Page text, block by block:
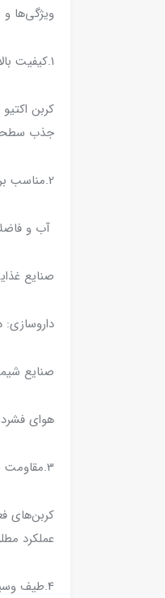
ویژگی‌ها و
1.کیفیت بالا و استاندارد جهانی
کربن
جذب سطحی
2.مناسب برای کاربردهای مختلف
آب و
صنایع
صنایع
هوای
3.مقاومت شیمیایی و فیزیکی
کربن‌های
عملکرد
4.طیف وسیعی از محصولات